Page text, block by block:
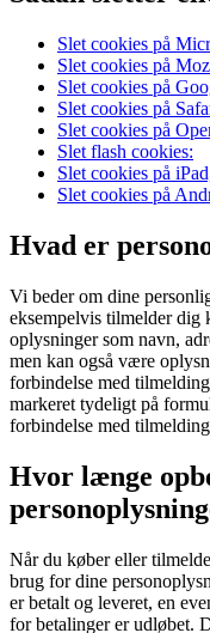
Slet cookies på
Slet cookies på
Slet cookies på
Slet cookies på
Slet cookies på
Slet flash cookies:
Slet cookies på
Slet cookies på
Hvad er
Vi beder om dine
eksempelvis tilmelder dig
oplysninger som navn,
men kan også være
forbindelse med
markeret tydeligt på
forbindelse med
Hvor længe
Når du køber eller
brug for dine
er betalt og leveret, en
for betalinger er udløbet.